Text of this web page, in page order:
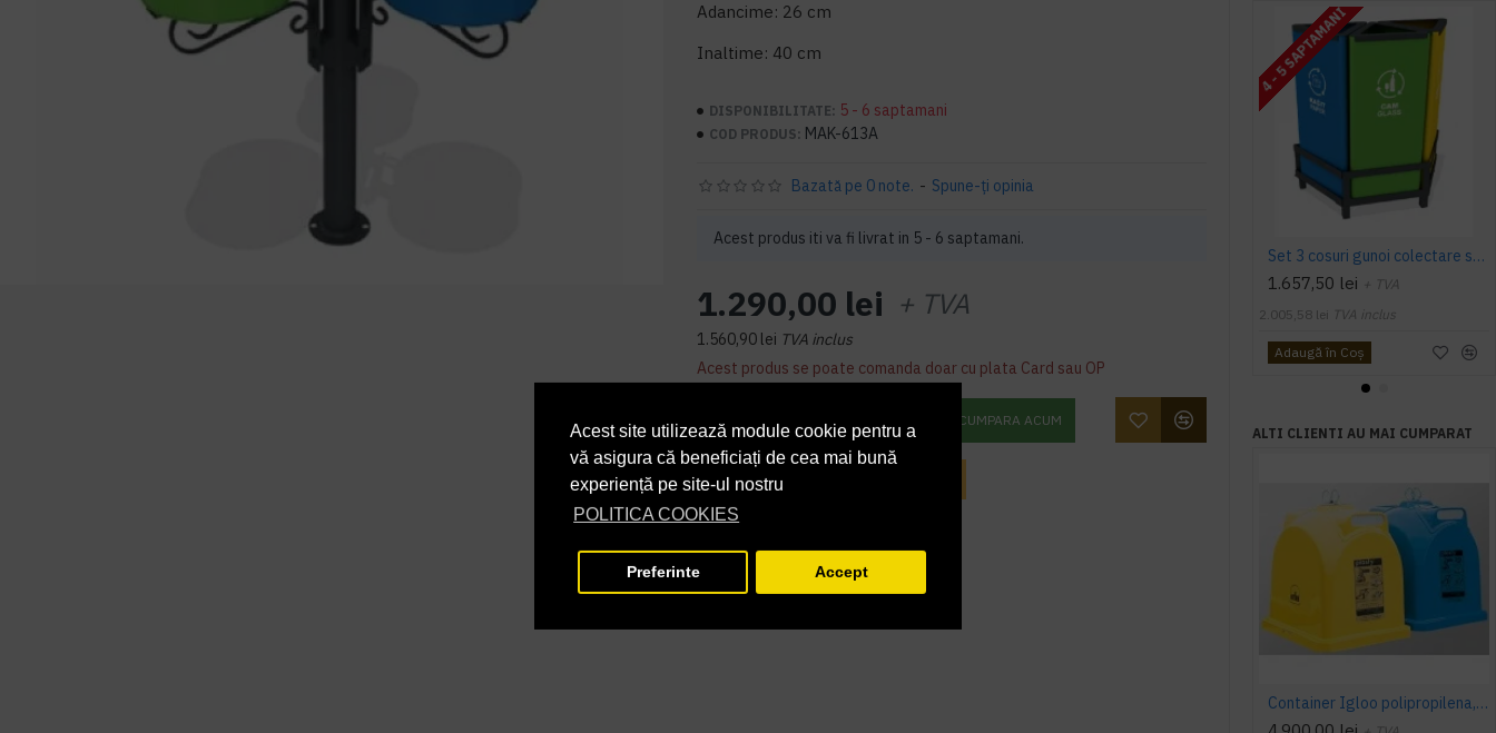
Acest site utilizează module cookie pentru a
vă asigura că beneficiați de cea mai bună
experiență pe site-ul nostru
POLITICA COOKIES
Preferinte Accept
Adancime: 26 cm
Inaltime: 40 cm
DISPONIBILITATE: 5 - 6 saptamani
COD PRODUS: MAK-613A
Acest produs iti va fi livrat in 5 - 6 saptamani.
Bazată pe 0 note. - Spune-ţi opinia
1.290,00 lei + TVA
1.560,90 lei TVA inclus
Acest produs se poate comanda doar cu plata Card sau OP
CUMPARA ACUM
INTREABA DESPRE ACEST PRODUS
4 - 5 SAPTAMANI
Set 3 cosuri gunoi colectare selectiva, Metal, 26 L/ Recipient
1.657,50 lei + TVA
2.005,58 lei TVA inclus
Adaugă în Coş
ALTI CLIENTI AU MAI CUMPARAT
Container Igloo polipropilena, volum 1.5mc